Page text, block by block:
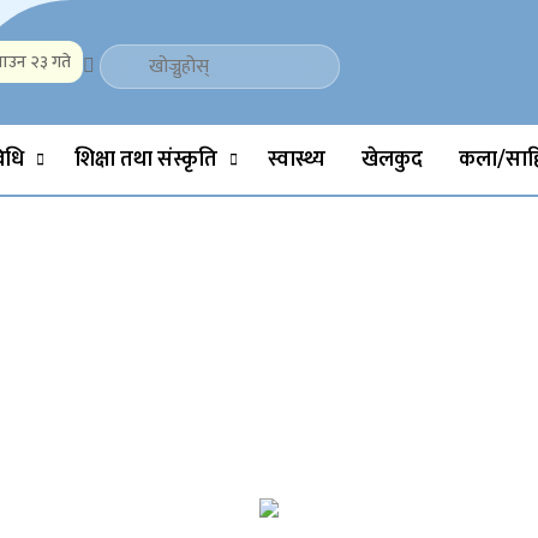
Science, Technology, Social, Media, Sports, Youth, Model
२३ गते
शिक्षा तथा संस्कृति स्वास्थ्य खेलकुद कला/